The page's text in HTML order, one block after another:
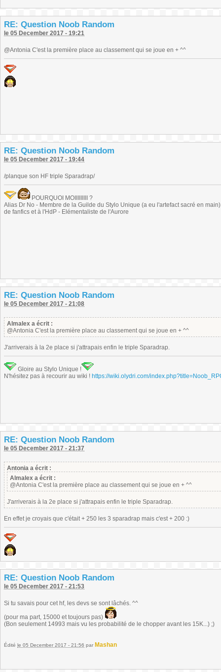
RE: Question Noob Random
le 05 December 2017 - 19:21
@Antonia C'est la première place au classement qui se joue en + ^^
RE: Question Noob Random
le 05 December 2017 - 19:44
/planque son HF triple Sparadrap/
POURQUOI MOIIIIIIIII ?
Alias Dr No - Membre de la Guilde du Stylo Unique (a eu l'artefact sacré en
de fanfics et à l'HdP - Elémentaliste de l'Aurore
RE: Question Noob Random
le 05 December 2017 - 21:08
Almalex a écrit :
@Antonia C'est la première place au classement qui se joue en + ^^
J'arriverais à la 2e place si j'attrapais enfin le triple Sparadrap.
Gloire au Stylo Unique !
N'hésitez pas à recourir au wiki ! https://wiki.olydri.com/
RE: Question Noob Random
le 05 December 2017 - 21:37
Antonia a écrit :
Almalex a écrit :
@Antonia C'est la première place au classement qui se joue en + ^^
J'arriverais à la 2e place si j'attrapais enfin le triple Sparadrap.
En effet je croyais que c'était + 250 les 3 sparadrap mais c'est + 200 :)
RE: Question Noob Random
le 05 December 2017 - 21:53
Si tu savais pour cet hf, les devs se sont lâchés. ^^
(pour ma part, 15000 et toujours pas)
(Bon seulement 14993 mais vu les probabilité de le chopper avant les 15K...) ;)
Édité le 05 December 2017 - 21:56 par Mashan